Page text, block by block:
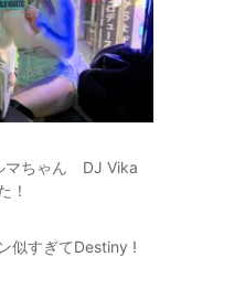
マちゃん DJ Vika
！
似すぎてDestiny !